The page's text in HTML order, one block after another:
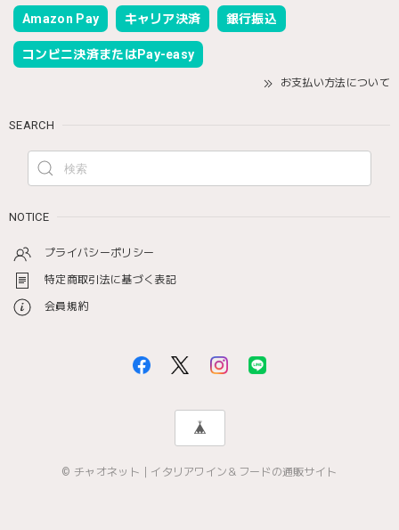
Amazon Pay キャリア決済 銀行振込
コンビニ決済またはPay-easy
お支払い方法について
SEARCH
NOTICE
プライバシーポリシー
特定商取引法に基づく表記
会員規約
© チャオネット｜イタリアワイン＆フードの通販サイト